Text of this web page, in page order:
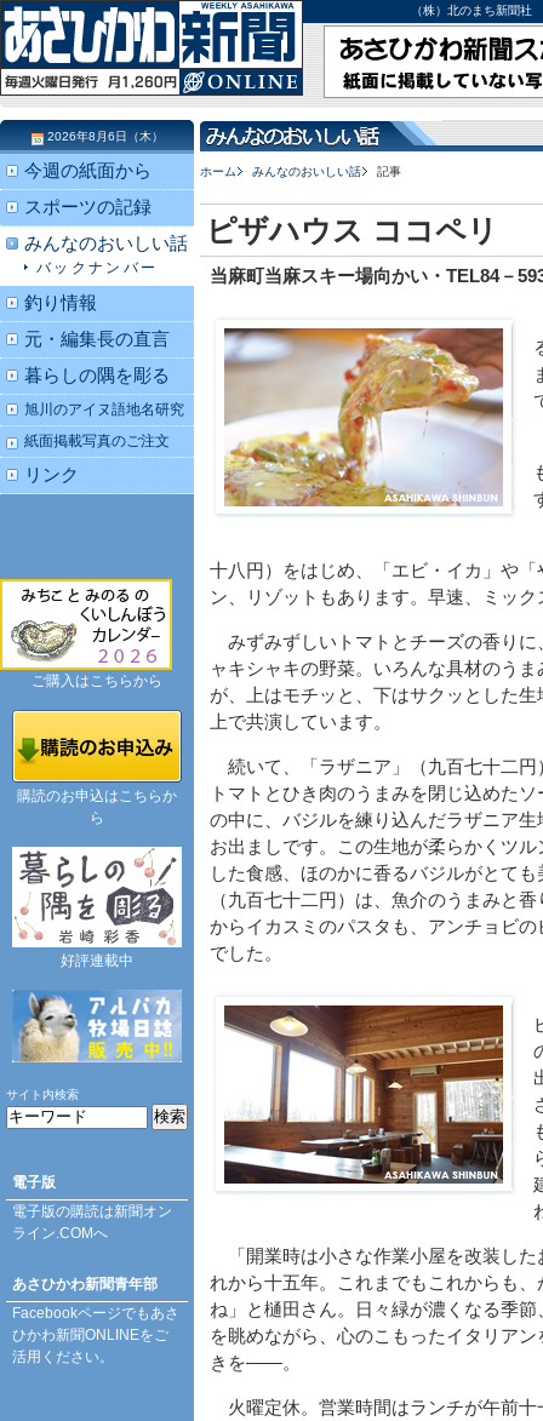
（株）北のまち新聞
ホーム みんなのおいしい話 記事
ピザハウス ココペリ
当麻町当麻スキー場向かい・TEL84－
十八円）をはじめ、「エビ・イカ」や
ン、リゾットもあります。早速、ミッ
みずみずしいトマトとチーズの香りに
ャキシャキの野菜。いろんな具材のうま
が、上はモチッと、下はサクッとした生
上で共演しています。
続いて、「ラザニア」（九百七十二円
トマトとひき肉のうまみを閉じ込めたソ
の中に、バジルを練り込んだラザニア生
お出ましです。この生地が柔らかくツル
した食感、ほのかに香るバジルがとて
（九百七十二円）は、魚介のうまみと
からイカスミのパスタも、アンチョビ
でした。
「開業時は小さな作業小屋を改装した
れから十五年。これまでもこれからも
ね」と樋田さん。日々緑が濃くなる季
を眺めながら、心のこもったイタリア
きを――。
火曜定休。営業時間はランチが午前十
2026年8月6日（木）
今週の紙面から
スポーツの記録
みんなのおいしい話
バックナンバー
釣り情報
元・編集長の直言
暮らしの隅を彫る
旭川のアイヌ語地名研究
紙面掲載写真のご注文
リンク
ご購入はこちらから
購読のお申込はこちらか
ら
好評連載中
サイト内検索
電子版
電子版の購読は新聞オン
ライン.COMへ
あさひかわ新聞青年部
Facebookページでもあさ
ひかわ新聞ONLINEをご
活用ください。